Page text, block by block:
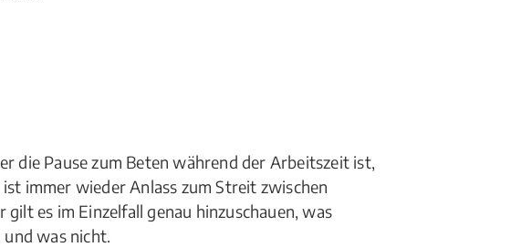
die Pause zum Beten während der Arbeitszeit ist,
immer wieder Anlass zum Streit zwischen
es im Einzelfall genau hinzuschauen, was
was nicht.